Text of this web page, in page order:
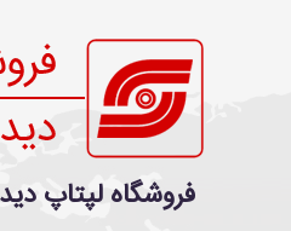
فروشگاه لپتاپ دید